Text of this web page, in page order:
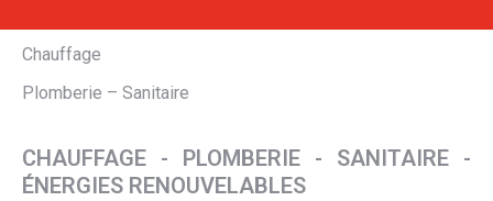
Chauffage
Plomberie – Sanitaire
CHAUFFAGE - PLOMBERIE - SANITAIRE -
ÉNERGIES RENOUVELABLES